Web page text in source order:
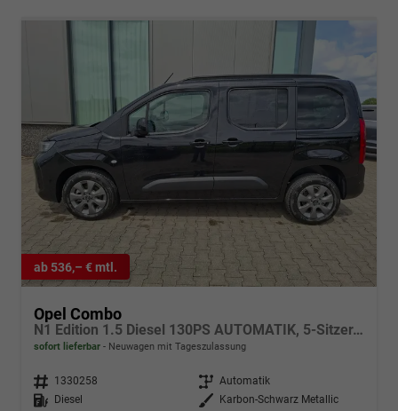
ab 536,– € mtl.
Opel Combo
N1 Edition 1.5 Diesel 130PS AUTOMATIK, 5-Sitzer, Karbon-Schwarz Metallic, NAVI, Parksensoren hinten, Rückfahrkamera, KEYLESS, 2-Zonen-Klimaautomatik, Schiebetüre links/rechts, 16" Alu, Abgedunkelte Scheiben Tempomat, IntelliLux Matrix-Licht
sofort lieferbar Neuwagen mit Tageszulassung
Fahrzeugnr. 1330258 Getriebe Automatik
Kraftstoff
Diesel Außenfarbe
Karbon-Schwarz Metallic